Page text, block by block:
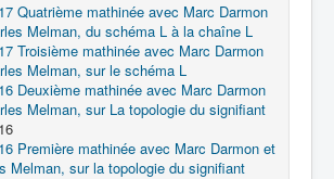
Quatrième mathinée avec Marc Darmon
Melman, du schéma L à la chaîne L
Troisième mathinée avec Marc Darmon
Melman, sur le schéma L
Deuxième mathinée avec Marc Darmon
Melman, sur La topologie du signifiant
Première mathinée avec Marc Darmon et
Melman, sur la topologie du signifiant